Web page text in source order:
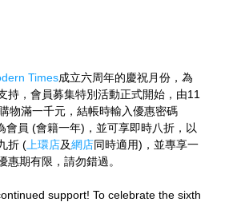
Times成立六周年的慶祝月份，為
持，會員募集特別活動正式開始，由11
物滿一千元，結帳時輸入優惠密碼
會員 (會籍一年)，並可享即時八折，以
折 ( 上環店及網店同時適用)，並專享一
惠期有限，請勿錯過。
support! To celebrate the sixth